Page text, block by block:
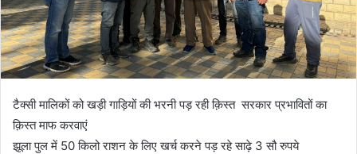
टैक्सी मालिकों को खड़ी गाड़ियों की भरनी पड़ रही क़िस्त सरकार प्रभावितों का
क़िस्त माफ करवाएं
झूला पुल में 50 किलो राशन के लिए खर्च करने पड़ रहे साढ़े 3 सौ रुपये